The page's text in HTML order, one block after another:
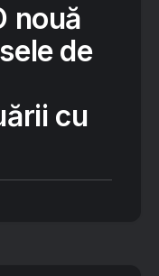
nouă
de
cu